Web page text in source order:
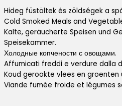
Hideg füstöltek és zöldségek a
Cold Smoked Meals and
Kalte, geräucherte Speisen und
Speisekammer.
Холодные копчености с овощами.
Affumicati freddi e verdure dalla
Koud gerookte vlees en
Viande fumée froide et légumes